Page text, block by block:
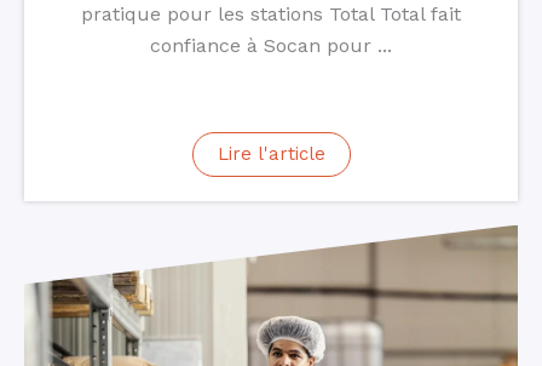
pratique pour les stations Total Total fait
confiance à Socan pour ...
Lire l'article